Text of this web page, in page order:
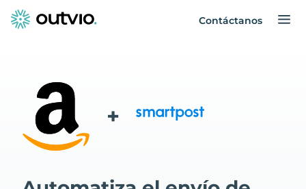
Contáctanos
+